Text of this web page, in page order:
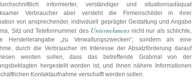
informierter, verständiger und situationsadäquat
Verbraucher aber versteht die Firmenschilder in ihrer
von ansprechender, individuell geprägter Gestaltung und Angabe
Sitz und Telefonnummer des Unternehmensnicht nur als schlichte,
Herstellerangabe „zu Verwaltungszwecken“, sondern als eine
durch die Verbraucher im Interesse der Absatzförderung darauf
werden sollen, dass das betreffende Grabmal von der
hergestellt worden ist, und ihnen nähere Informationen
Kontaktaufnahme verschafft werden sollen.